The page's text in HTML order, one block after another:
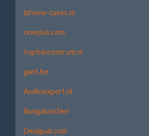
iphone-cases.nl
oneplus.com
toptuincentrum.nl
gant.be
Audioexpert.nl
Bungalow.Net
Desigual.com